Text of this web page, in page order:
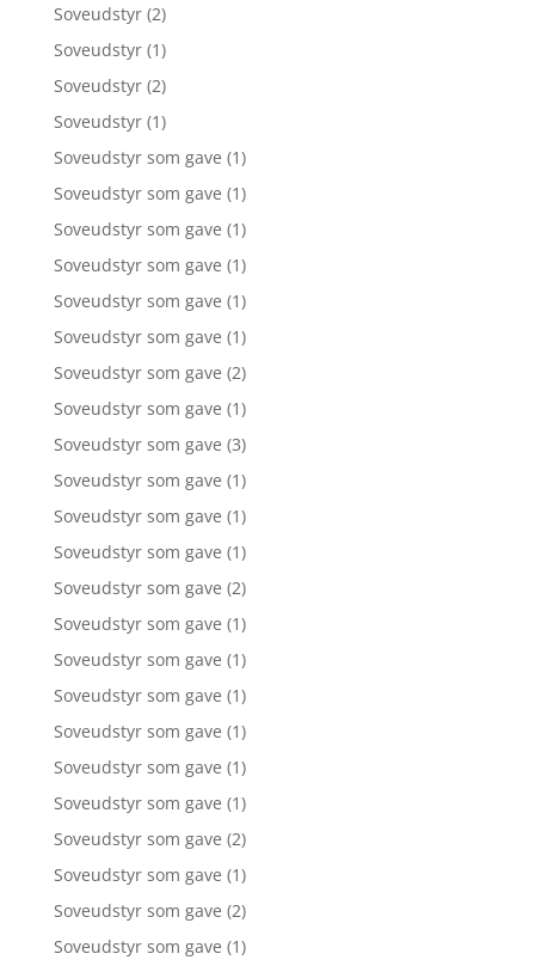
Soveudstyr (2)
Soveudstyr (1)
Soveudstyr (2)
Soveudstyr (1)
Soveudstyr som gave (1)
Soveudstyr som gave (1)
Soveudstyr som gave (1)
Soveudstyr som gave (1)
Soveudstyr som gave (1)
Soveudstyr som gave (1)
Soveudstyr som gave (2)
Soveudstyr som gave (1)
Soveudstyr som gave (3)
Soveudstyr som gave (1)
Soveudstyr som gave (1)
Soveudstyr som gave (1)
Soveudstyr som gave (2)
Soveudstyr som gave (1)
Soveudstyr som gave (1)
Soveudstyr som gave (1)
Soveudstyr som gave (1)
Soveudstyr som gave (1)
Soveudstyr som gave (1)
Soveudstyr som gave (2)
Soveudstyr som gave (1)
Soveudstyr som gave (2)
Soveudstyr som gave (1)